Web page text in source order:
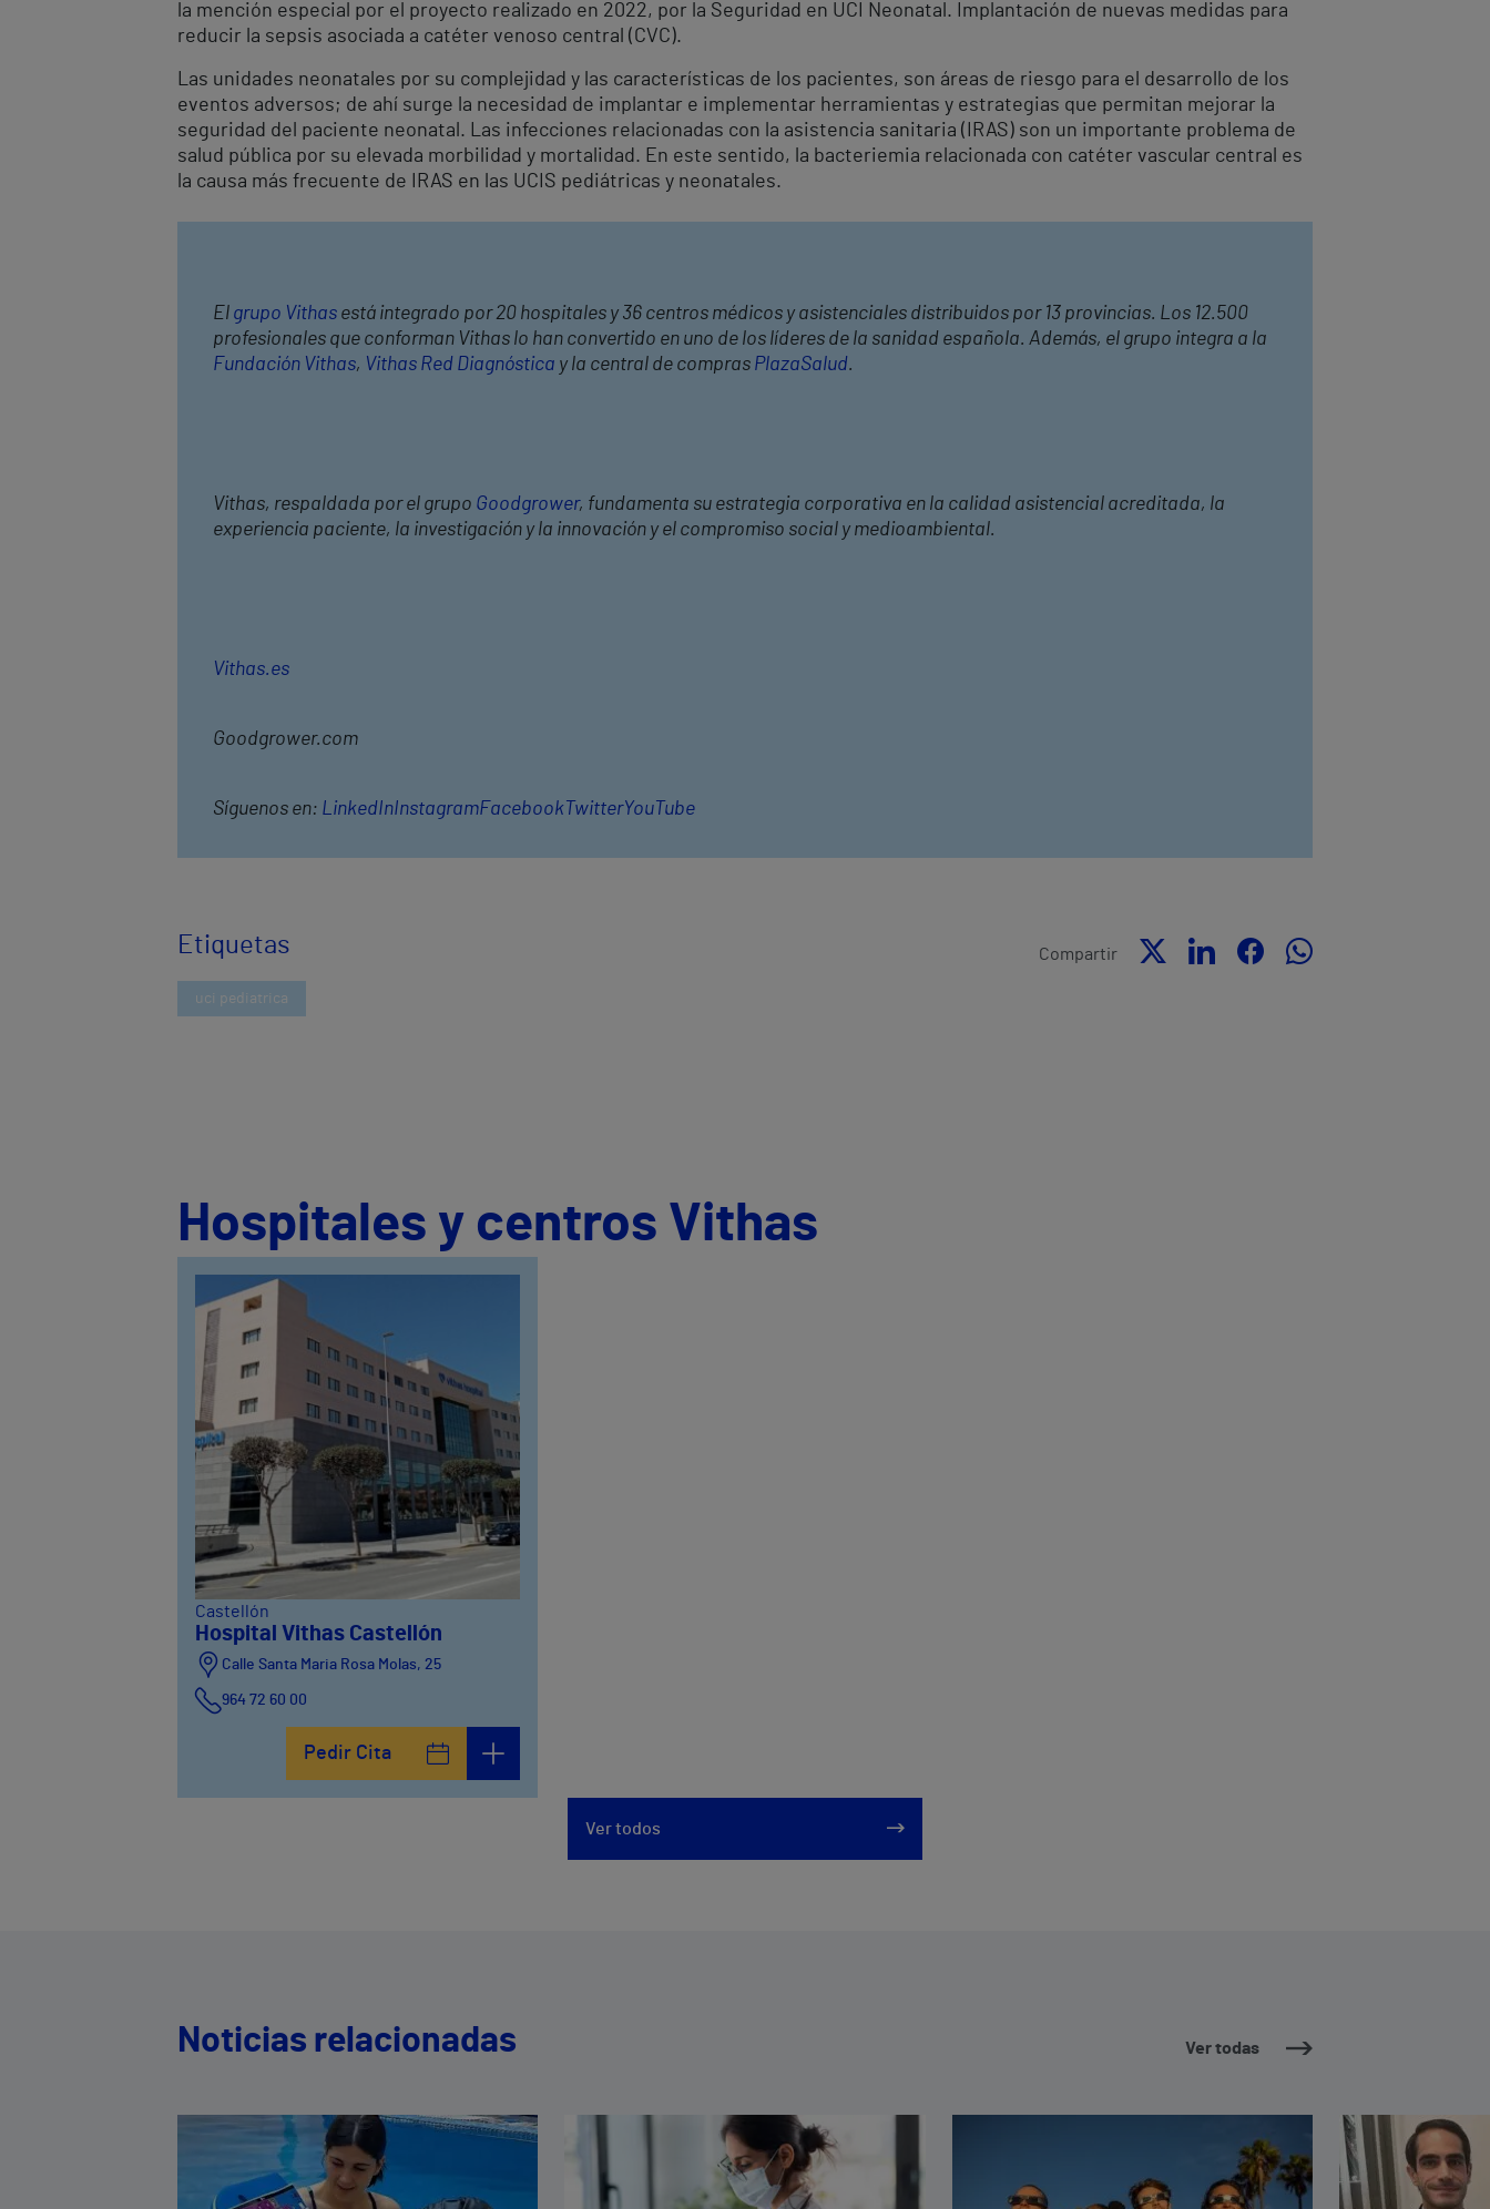
la mención especial por el proyecto realizado en 2022, por la Seguridad en UCI Neonatal. Implantación de nuevas medidas para
reducir la sepsis asociada a catéter venoso central (CVC).
Las unidades neonatales por su complejidad y las características de los pacientes, son áreas de riesgo para el desarrollo de los
eventos adversos; de ahí surge la necesidad de implantar e implementar herramientas y estrategias que permitan mejorar la
seguridad del paciente neonatal. Las infecciones relacionadas con la asistencia sanitaria (IRAS) son un importante problema de
salud pública por su elevada morbilidad y mortalidad. En este sentido, la bacteriemia relacionada con catéter vascular central es
la causa más frecuente de IRAS en las UCIS pediátricas y neonatales.
El grupo Vithas está integrado por 20 hospitales y 36 centros médicos y asistenciales distribuidos por 13 provincias. Los 12.500
profesionales que conforman Vithas lo han convertido en uno de los líderes de la sanidad española. Además, el grupo integra a la
Fundación Vithas, Vithas Red Diagnóstica y la central de compras PlazaSalud.
Vithas, respaldada por el grupo Goodgrower, fundamenta su estrategia corporativa en la calidad asistencial acreditada, la
experiencia paciente, la investigación y la innovación y el compromiso social y medioambiental.
Vithas.es
Goodgrower.com
Síguenos en: LinkedInInstagramFacebook TwitterYouTube
Compartir
Etiquetas
uci pediatrica
Hospitales y centros Vithas
Castellón
Hospital Vithas Castellón
Calle Santa Maria Rosa Molas, 25
964 72 60 00
Pedir Cita
Ver todos
Noticias relacionadas Ver todas